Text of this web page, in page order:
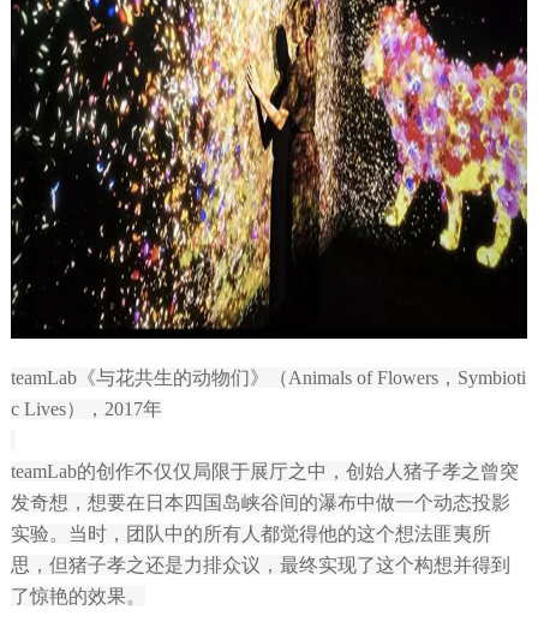
teamLab《与花共生的动物们》（Animals of Flowers，Symbioti
c Lives），2017年
teamLab的创作不仅仅局限于展厅之中，创始人猪子孝之曾突
发奇想，想要在日本四国岛峡谷间的瀑布中做一个动态投影
实验。当时，团队中的所有人都觉得他的这个想法匪夷所
思，但猪子孝之还是力排众议，最终实现了这个构想并得到
了惊艳的效果。